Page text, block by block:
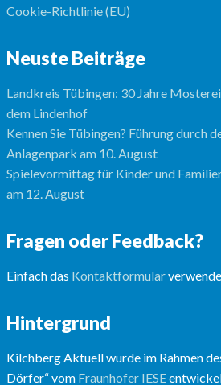
Cookie-Richtlinie (EU)
Neuste Beiträge
Landkreis Tübingen: 30 Jahre
dem Lindenhof
Kennen Sie Tübingen? Führung durch
Anlagenpark am 10. August
Spielevormittag für Kinder und
am 12. August
Fragen oder Feedback?
Einfach das Kontaktformular
Hintergrund
Kilchberg Aktuell wurde im Rahmen
Dörfer“ vom Fraunhofer IESE